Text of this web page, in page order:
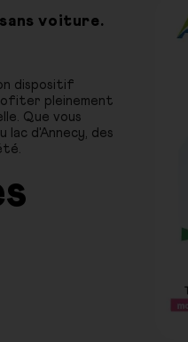
sans voiture.
dispositif
pleinement
Que vous
lac d'Annecy, des